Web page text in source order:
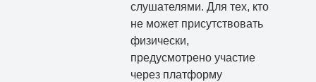
слушателями. Для тех, кто
не может присутствовать
физически,
предусмотрено участие
через платформу